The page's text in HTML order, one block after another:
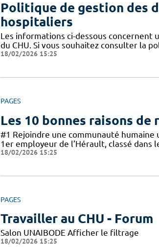
Politique de gestion des
hospitaliers
Les informations ci-dessous concernent
du CHU. Si vous souhaitez consulter la
18/02/2026 15:25
PAGES
Les 10 bonnes raisons
#1 Rejoindre une communauté
1er employeur de l’Hérault, classé dans
18/02/2026 15:25
PAGES
Travailler au CHU - Forum
Salon UNAIBODE Afficher le filtrage
18/02/2026 15:25